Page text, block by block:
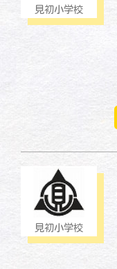
見初小学校
見初小学校